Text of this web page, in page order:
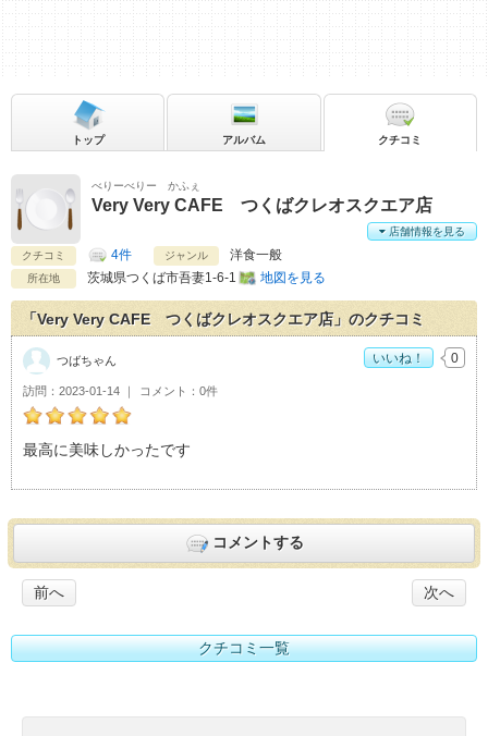
べりーべりー かふぇ
Very Very CAFE つくばクレオスクエア店
クチコミ 4件 ジャンル 洋食一般
所在地 茨城県つくば市吾妻1-6-1 地図を見る
店舗情報を見る
トップ アルバム クチコミ
「Very Very CAFE つくばクレオスクエア店」のクチコミ
つばちゃんのVery Very CAFE つくばクレオスクエア店おすす
最高に美味しかったです
訪問 2023-01-14 コメント 0件
つばちゃん いいね！ 0
コメントする
前へ 次へ
クチコミ一覧